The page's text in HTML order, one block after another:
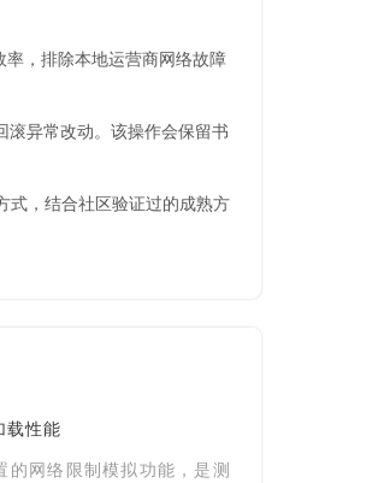
，排除本地运营商网络故障
滚异常改动。该操作会保留书
式，结合社区验证过的成熟方
载性能
的网络限制模拟功能，是测